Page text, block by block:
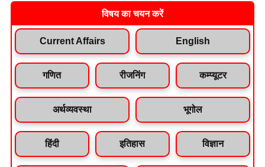
विषय का चयन करें
Current Affairs English
गणित रीजनिंग कम्प्यूटर
अर्थव्यवस्था भूगोल
हिंदी इतिहास विज्ञान